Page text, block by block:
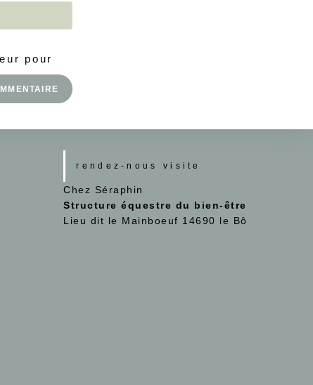
pour
rendez-nous visite
Chez Séraphin
Structure équestre du bien-être
Lieu dit le Mainboeuf 14690 le Bô